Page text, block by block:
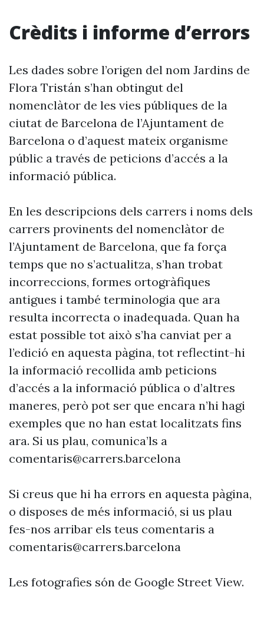
Crèdits i informe d’errors
Les dades sobre l’origen del nom Jardins de
Flora Tristán s’han obtingut del
nomenclàtor de les vies públiques de la
ciutat de Barcelona de l’Ajuntament de
Barcelona o d’aquest mateix organisme
públic a través de peticions d’accés a la
informació pública.
En les descripcions dels carrers i noms dels
carrers provinents del nomenclàtor de
l’Ajuntament de Barcelona, que fa força
temps que no s’actualitza, s’han trobat
incorreccions, formes ortogràfiques
antigues i també terminologia que ara
resulta incorrecta o inadequada. Quan ha
estat possible tot això s’ha canviat per a
l’edició en aquesta pàgina, tot reflectint-hi
la informació recollida amb peticions
d’accés a la informació pública o d’altres
maneres, però pot ser que encara n’hi hagi
exemples que no han estat localitzats fins
ara. Si us plau, comunica’ls a
comentaris@carrers.barcelona
Si creus que hi ha errors en aquesta pàgina,
o disposes de més informació, si us plau
fes-nos arribar els teus comentaris a
comentaris@carrers.barcelona
Les fotografies són de Google Street View.